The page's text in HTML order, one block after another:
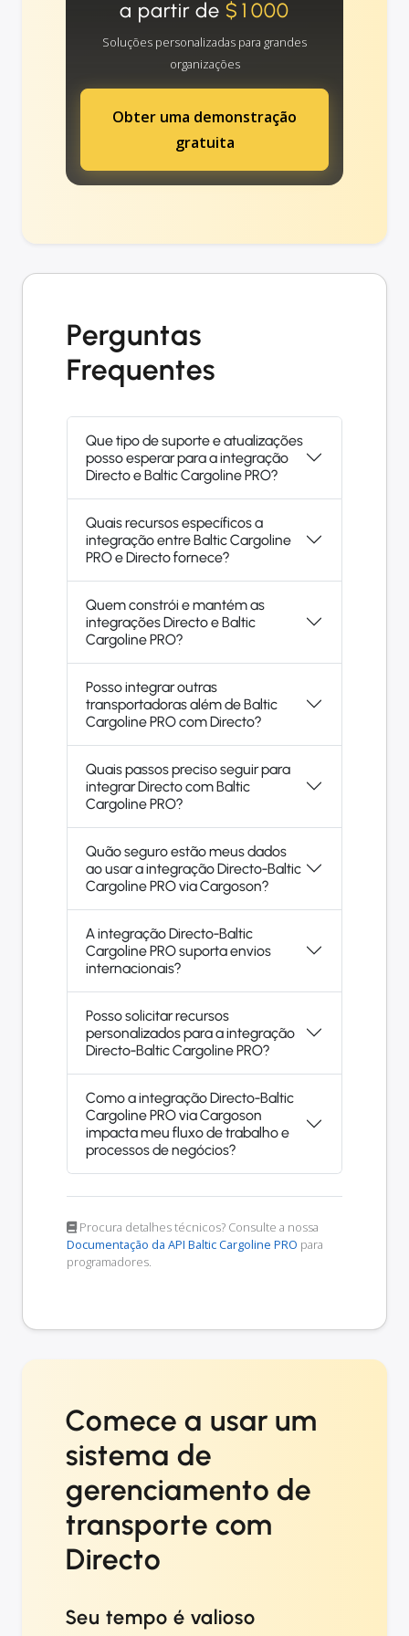
a partir de $1000
Soluções personalizadas para grandes
organizações
Obter uma demonstração
gratuita
Perguntas
Frequentes
Que tipo de suporte e atualizações
posso esperar para a integração
Directo e Baltic Cargoline PRO?
Quais recursos específicos a
integração entre Baltic Cargoline
PRO e Directo fornece?
Quem constrói e mantém as
integrações Directo e Baltic
Cargoline PRO?
Posso integrar outras
transportadoras além de Baltic
Cargoline PRO com Directo?
Quais passos preciso seguir para
integrar Directo com Baltic
Cargoline PRO?
Quão seguro estão meus dados
ao usar a integração Directo-Baltic
Cargoline PRO via Cargoson?
A integração Directo-Baltic
Cargoline PRO suporta envios
internacionais?
Posso solicitar recursos
personalizados para a integração
Directo-Baltic Cargoline PRO?
Como a integração Directo-Baltic
Cargoline PRO via Cargoson
impacta meu fluxo de trabalho e
processos de negócios?
Procura detalhes técnicos? Consulte a nossa
Documentação da API Baltic Cargoline PRO para
programadores.
Comece a usar um
sistema de
gerenciamento de
transporte com
Directo
Seu tempo é valioso